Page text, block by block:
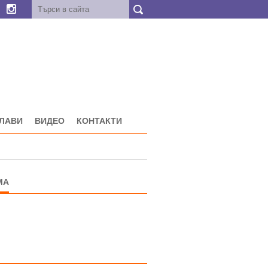
ВИДЕО КОНТАКТИ